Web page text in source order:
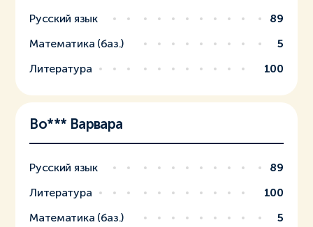
Русский язык 89
Математика (баз.) 5
Литература 100
Во*** Варвара
Русский язык 89
Литература 100
Математика (баз.) 5